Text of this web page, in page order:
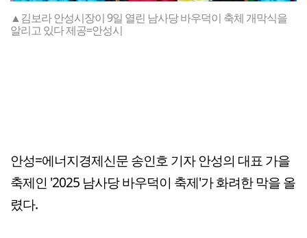
▲김보라 안성시장이 9일 열린 남사당 바우덕이 축체 개막식을
알리고 있다 제공=안성시
안성=에너지경제신문 송인호 기자 안성의 대표 가을
축제인 '2025 남사당 바우덕이 축제'가 화려한 막을 올
렸다.